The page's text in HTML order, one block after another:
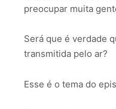
preocupar muita
Será que é verdade
transmitida pelo ar?
Esse é o tema do